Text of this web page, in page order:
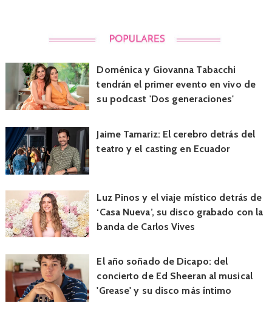
Doménica y Giovanna Tabacchi
tendrán el primer evento en vivo de
su podcast 'Dos generaciones'
Jaime Tamariz: El cerebro detrás del
teatro y el casting en Ecuador
Luz Pinos y el viaje místico detrás de
‘Casa Nueva’, su disco grabado con la
banda de Carlos Vives
El año soñado de Dicapo: del
concierto de Ed Sheeran al musical
'Grease' y su disco más íntimo